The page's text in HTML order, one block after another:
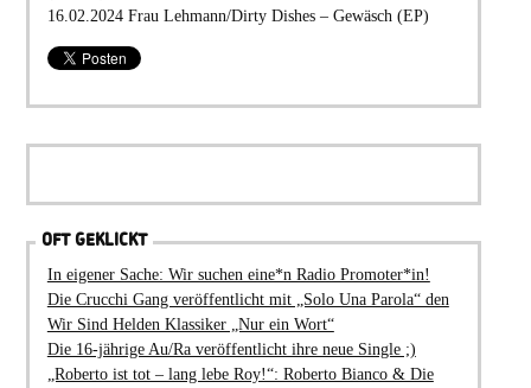
16.02.2024 Frau Lehmann/Dirty Dishes – Gewäsch (EP)
OFT GEKLICKT
In eigener Sache: Wir suchen eine*n Radio Promoter*in!
Die Crucchi Gang veröffentlicht mit „Solo Una Parola“ den
Wir Sind Helden Klassiker „Nur ein Wort“
Die 16-jährige Au/Ra veröffentlicht ihre neue Single ;)
„Roberto ist tot – lang lebe Roy!“: Roberto Bianco & Die